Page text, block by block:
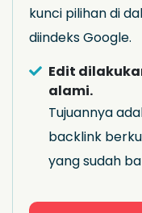
kunci pilihan di
diindeks Google.
Edit
alami.
Tujuannya
backlink
yang sudah